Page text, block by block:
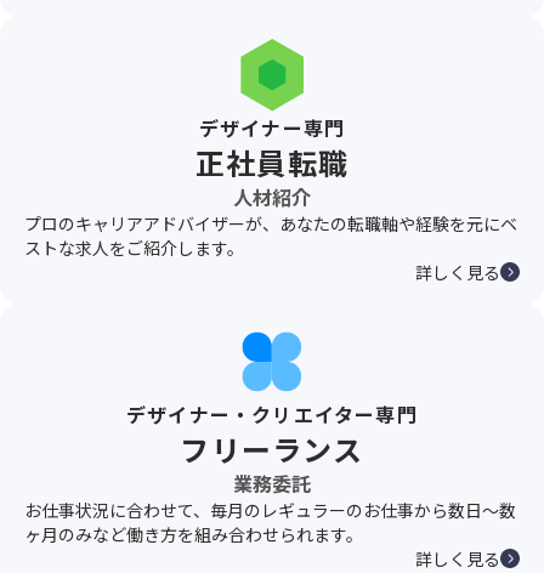
デザイナー専門
正社員転職
人材紹介
プロのキャリアアドバイザーが、あなたの転職軸や経験を元にベ
ストな求人をご紹介します。
詳しく見る
デザイナー・クリエイター専門
フリーランス
業務委託
お仕事状況に合わせて、毎月のレギュラーのお仕事から数日〜数
ヶ月のみなど働き方を組み合わせられます。
詳しく見る